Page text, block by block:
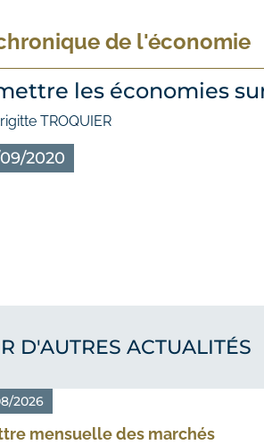
de l'économie
les économies
TROQUIER
2020
D'AUTRES ACTUALITÉS
2026
mensuelle des marchés